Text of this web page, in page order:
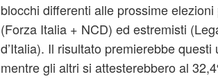
blocchi differenti alle prossime
(Forza Italia + NCD) ed estremisti
d’Italia). Il risultato premierebbe
mentre gli altri si attesterebbero al